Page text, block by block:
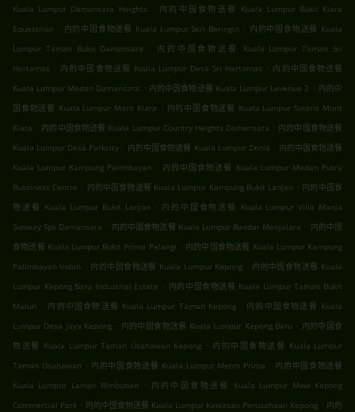
Kuala Lumpur Damansara Heights
. 内的中国食物送餐 Kuala Lumpur Bukit Kiara
Equestrian . 内的中国食物送餐 Kuala Lumpur Seri Beringin . 内的中国食物送餐 Kuala
Lumpur Taman Bukit Damansara
. 内的中国食物送餐 Kuala Lumpur Taman Sri
Hartamas . 内的中国食物送餐 Kuala Lumpur Desa Sri Hartamas . 内的中国食物送餐
Kuala Lumpur Medan Damansara . 内的中国食物送餐 Kuala Lumpur Levenue 2 . 内的中
国食物送餐 Kuala Lumpur Mont Kiara . 内的中国食物送餐 Kuala Lumpur Solaris Mont
Kiara . 内的中国食物送餐 Kuala Lumpur Country Heights Damansara . 内的中国食物送餐
Kuala Lumpur Desa Parkcity . 内的中国食物送餐 Kuala Lumpur Zenia . 内的中国食物送餐
Kuala Lumpur Kampung Palimbayan . 内的中国食物送餐 Kuala Lumpur Medan Putra
Bussiness Centre . 内的中国食物送餐 Kuala Lumpur Kampung Bukit Lanjan . 内的中国食
物送餐 Kuala Lumpur Bukit Lanjan . 内的中国食物送餐 Kuala Lumpur Villa Manja
Sunway Spk Damansara . 内的中国食物送餐 Kuala Lumpur Bandar Menjalara . 内的中国
食物送餐 Kuala Lumpur Bukit Prima Pelangi . 内的中国食物送餐 Kuala Lumpur Kampung
Palimbayan Indah . 内的中国食物送餐 Kuala Lumpur Kepong . 内的中国食物送餐 Kuala
Lumpur Kepong Baru Industrial Estate . 内的中国食物送餐 Kuala Lumpur Taman Bukit
Maluri . 内的中国食物送餐 Kuala Lumpur Taman Kepong . 内的中国食物送餐 Kuala
Lumpur Desa Jaya Kepong . 内的中国食物送餐 Kuala Lumpur Kepong Baru . 内的中国食
物送餐 Kuala Lumpur Taman Usahawan Kepong . 内的中国食物送餐 Kuala Lumpur
Taman Usahawan . 内的中国食物送餐 Kuala Lumpur Metro Prima . 内的中国食物送餐
Kuala Lumpur Laman Rimbunan
. 内的中国食物送餐 Kuala Lumpur Mwe Kepong
Commercial Park . 内的中国食物送餐 Kuala Lumpur Kawasan Perusahaan Kepong . 内的